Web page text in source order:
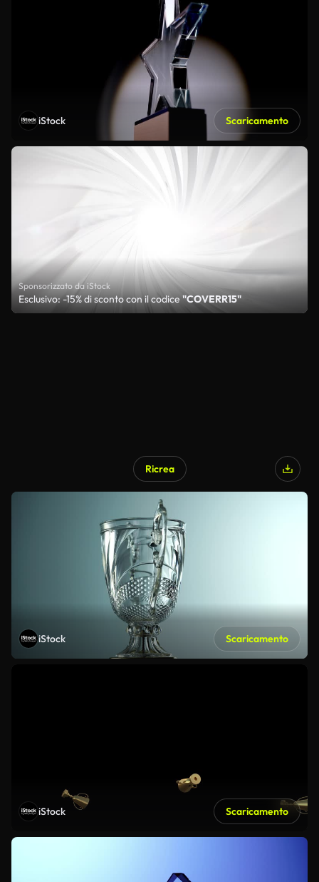
iStock Scaricamento
Sponsorizzato da iStock
Esclusivo: -15% di sconto con il codice"COVERR15"
Ricrea
iStock Scaricamento
iStock Scaricamento